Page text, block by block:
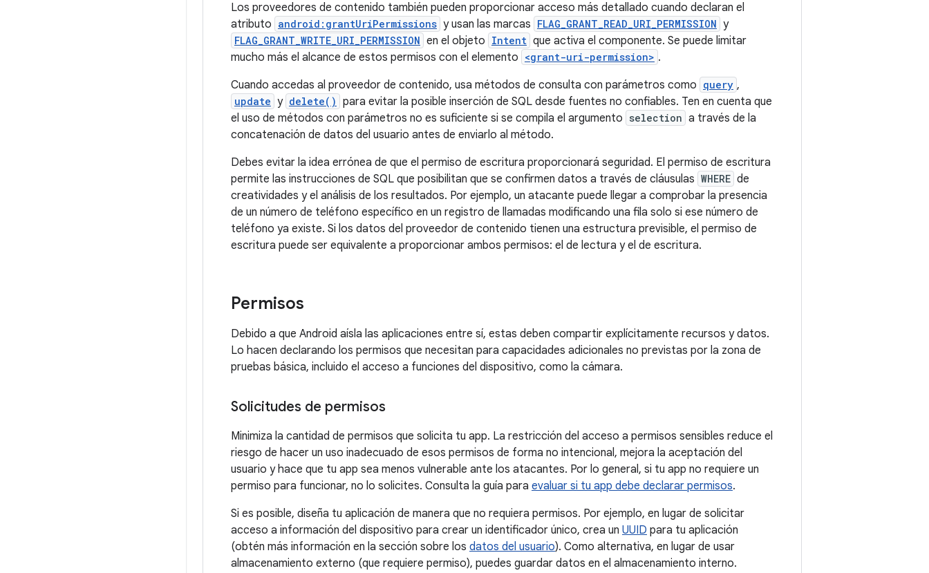
Los proveedores de contenido también pueden proporcionar acceso más detallado cuando declaran el
atributo android:grantUriPermissions y usan las marcas FLAG_GRANT_READ_URI_PERMISSION y
FLAG_GRANT_WRITE_URI_PERMISSION en el objeto Intent que activa el componente. Se puede limitar
mucho más el alcance de estos permisos con el elemento <grant-uri-permission> .
Cuando accedas al proveedor de contenido, usa métodos de consulta con parámetros como query ,
update y delete() para evitar la posible inserción de SQL desde fuentes no confiables. Ten en cuenta que
el uso de métodos con parámetros no es suficiente si se compila el argumento selection a través de la
concatenación de datos del usuario antes de enviarlo al método.
Debes evitar la idea errónea de que el permiso de escritura proporcionará seguridad. El permiso de escritura
permite las instrucciones de SQL que posibilitan que se confirmen datos a través de cláusulas WHERE de
creatividades y el análisis de los resultados. Por ejemplo, un atacante puede llegar a comprobar la presencia
de un número de teléfono específico en un registro de llamadas modificando una fila solo si ese número de
teléfono ya existe. Si los datos del proveedor de contenido tienen una estructura previsible, el permiso de
escritura puede ser equivalente a proporcionar ambos permisos: el de lectura y el de escritura.
Permisos
Debido a que Android aísla las aplicaciones entre sí, estas deben compartir explícitamente recursos y datos.
Lo hacen declarando los permisos que necesitan para capacidades adicionales no previstas por la zona de
pruebas básica, incluido el acceso a funciones del dispositivo, como la cámara.
Solicitudes de permisos
Minimiza la cantidad de permisos que solicita tu app. La restricción del acceso a permisos sensibles reduce el
riesgo de hacer un uso inadecuado de esos permisos de forma no intencional, mejora la aceptación del
usuario y hace que tu app sea menos vulnerable ante los atacantes. Por lo general, si tu app no requiere un
permiso para funcionar, no lo solicites. Consulta la guía para evaluar si tu app debe declarar permisos.
Si es posible, diseña tu aplicación de manera que no requiera permisos. Por ejemplo, en lugar de solicitar
acceso a información del dispositivo para crear un identificador único, crea un UUID para tu aplicación
(obtén más información en la sección sobre los datos del usuario). Como alternativa, en lugar de usar
almacenamiento externo (que requiere permiso), puedes guardar datos en el almacenamiento interno.